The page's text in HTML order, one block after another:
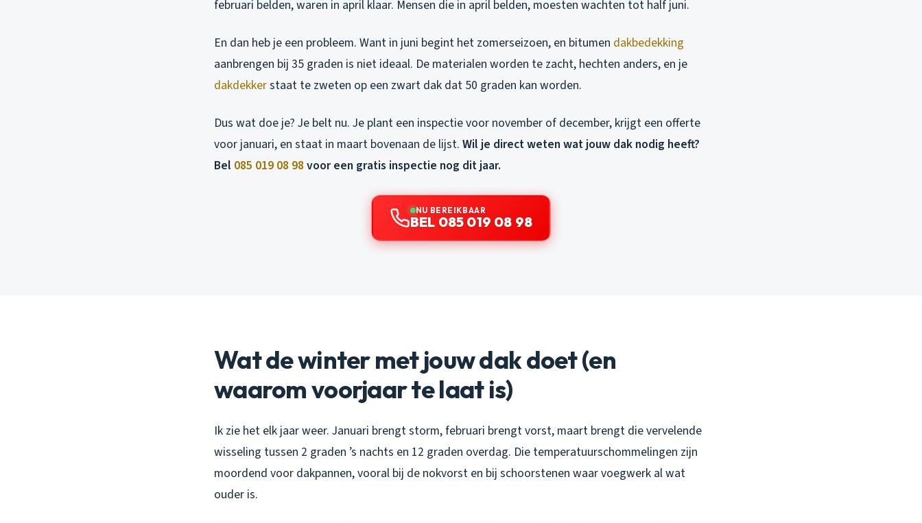
februari belden, waren in april klaar. Mensen die in april belden, moesten wachten tot half juni.
En dan heb je een probleem. Want in juni begint het zomerseizoen, en bitumen dakbedekking
aanbrengen bij 35 graden is niet ideaal. De materialen worden te zacht, hechten anders, en je
dakdekkerstaat te zweten op een zwart dak dat 50 graden kan worden.
Dus wat doe je? Je belt nu. Je plant een inspectie voor november of december, krijgt een offerte
voor januari, en staat in maart bovenaan de lijst. Wil je direct weten wat jouw dak nodig heeft?
Bel 085 019 08 98 voor een gratis inspectie nog dit jaar.
NU BEREIKBAAR
BEL 085 019 08 98
Wat de winter met jouw dak doet (en
waarom voorjaar te laat is)
Ik zie het elk jaar weer. Januari brengt storm, februari brengt vorst, maart brengt die vervelende
wisseling tussen 2 graden ’s nachts en 12 graden overdag. Die temperatuurschommelingen zijn
moordend voor dakpannen, vooral bij de nokvorst en bij schoorstenen waar voegwerk al wat
ouder is.